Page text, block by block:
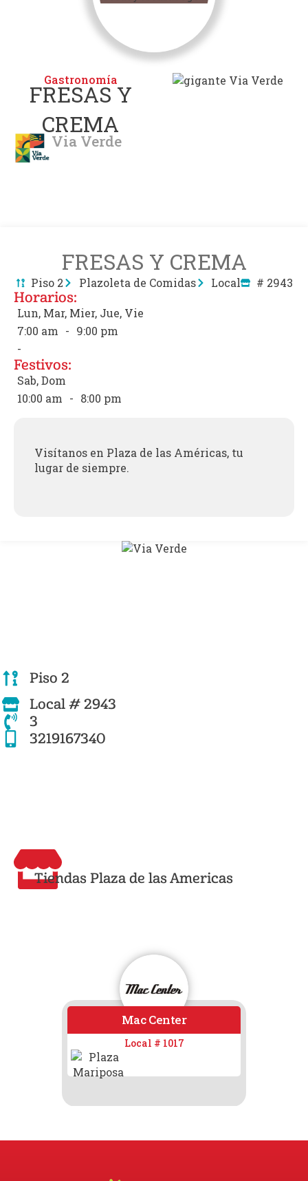
Gastronomía
FRESAS Y
CREMA
Via Verde
FRESAS Y CREMA
Piso 2 Plazoleta de Comidas Local # 2943
Horarios:
Lun, Mar, Mier, Jue, Vie
7:00 am - 9:00 pm
-
Festivos:
Sab, Dom
10:00 am - 8:00 pm
Visítanos en Plaza de las Américas, tu
lugar de siempre.
Piso 2
Local # 2943
3
3219167340
Tiendas Plaza de las Americas
Mac Center
Local # 1017